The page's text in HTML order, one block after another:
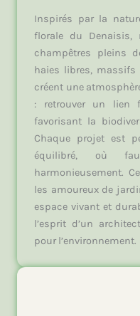
Inspirés par la
florale du Denaisis,
champêtres pleins
haies libres, massifs
créent une
: retrouver un lien
favorisant la
Chaque projet est
équilibré, où
harmonieusement.
les amoureux de
espace vivant et
l’esprit d’un
pour l’environnement.